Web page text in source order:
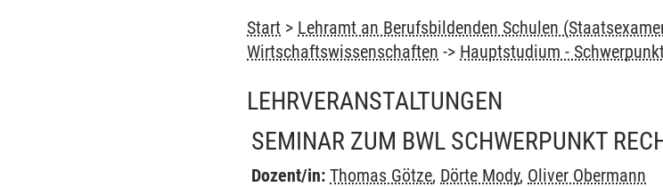
Start > Lehramt an Berufsbildenden Schulen
Wirtschaftswissenschaften -> Hauptstudium -
LEHRVERANSTALTUNGEN
SEMINAR ZUM BWL SCHWERPUNKT
Dozent/in: Thomas Götze, Dörte Mody, Oliver Obermann